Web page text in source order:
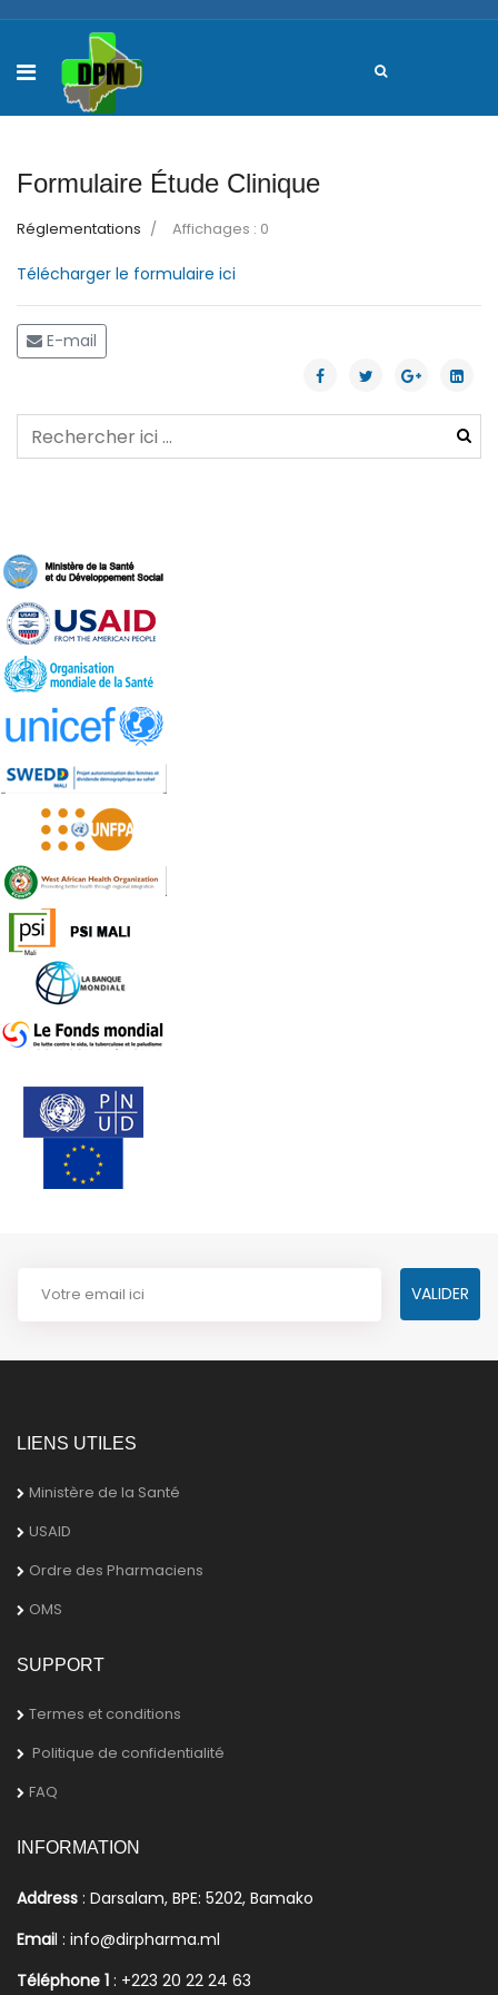
Formulaire Étude Clinique
Réglementations Affichages : 0
Télécharger le formulaire ici
E-mail
LIENS UTILES
Ministère de la Santé
USAID
Ordre des Pharmaciens
OMS
SUPPORT
Termes et conditions
Politique de confidentialité
FAQ
INFORMATION
Address : Darsalam, BPE: 5202, Bamako
Email : info@dirpharma.ml
Téléphone 1 : +223 20 22 24 63